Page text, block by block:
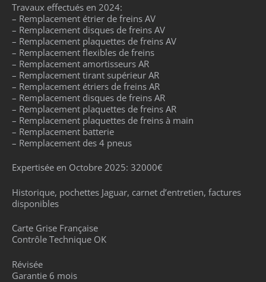
Travaux effectués en 2024:
– Remplacement étrier de freins AV
– Remplacement disques de freins AV
– Remplacement plaquettes de freins AV
– Remplacement flexibles de freins
– Remplacement amortisseurs AR
– Remplacement tirant supérieur AR
– Remplacement étriers de freins AR
– Remplacement disques de freins AR
– Remplacement plaquettes de freins AR
– Remplacement plaquettes de freins à main
– Remplacement batterie
– Remplacement des 4 pneus
Expertisée en Octobre 2025: 32000€
Historique, pochettes Jaguar, carnet d’entretien, factures
disponibles
Carte Grise Française
Contrôle Technique OK
Révisée
Garantie 6 mois